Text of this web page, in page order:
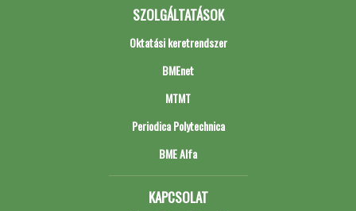
SZOLGÁLTATÁSOK
Oktatási keretrendszer
BMEnet
MTMT
Periodica Polytechnica
BME Alfa
KAPCSOLAT